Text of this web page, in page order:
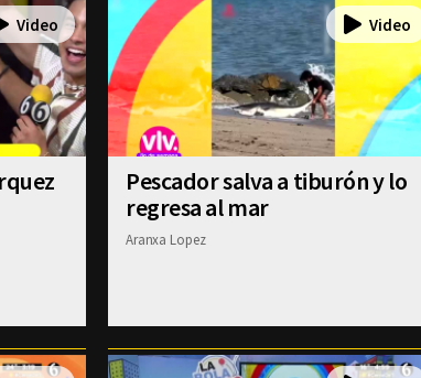
Pescador salva a tiburón y lo
regresa al mar
Aranxa Lopez